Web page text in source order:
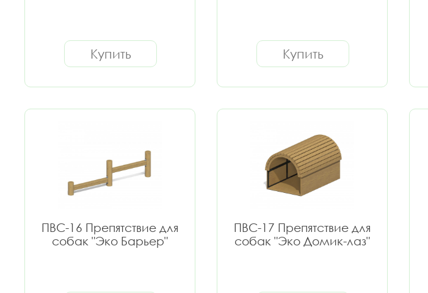
Купить Купить
ПВС-16 Препятствие для
собак "Эко Барьер"
ПВС-17 Препятствие для
собак "Эко Домик-лаз"